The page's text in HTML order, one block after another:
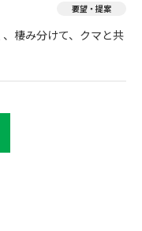
要望・提案
棲み分けて、クマと共